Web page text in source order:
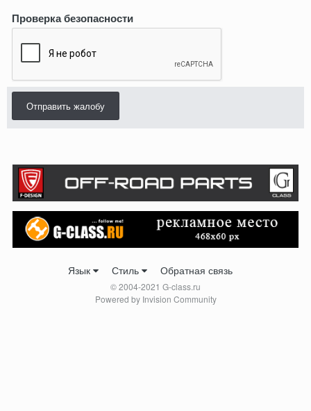
Проверка безопасности
Отправить жалобу
Язык Стиль Обратная связь
© 2004-2021 G-class.ru
Powered by Invision Community